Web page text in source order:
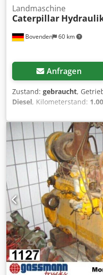
Bovenden 60 km
Landmaschine
Caterpillar
Anfragen
Zustand: gebraucht,
Diesel, Kilometerstand:
Fahrzeugstandort:
GEBRAUCHT Nr.: 2J7366
GEWÄHR, Änderungen,
vorbehalten! - . Dcjdpfx